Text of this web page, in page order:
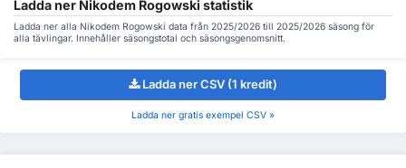
Ladda ner Nikodem Rogowski statistik
Ladda ner alla Nikodem Rogowski data från 2025/2026 till 2025/2026 säsong för
alla tävlingar. Innehåller säsongstotal och säsongsgenomsnitt.
Ladda ner CSV (1 kredit)
Ladda ner gratis exempel CSV »